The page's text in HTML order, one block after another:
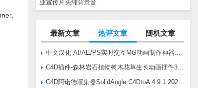
业宣传片头纯背景音
最新文章 热评文章 随机文章